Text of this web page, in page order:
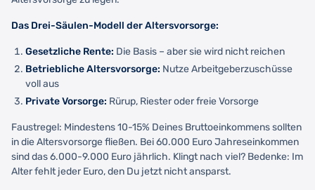
Das Drei-Säulen-Modell der Altersvorsorge:
Gesetzliche Rente: Die Basis – aber sie wird nicht reichen
Betriebliche Altersvorsorge: Nutze Arbeitgeberzuschüsse
voll aus
Private Vorsorge: Rürup, Riester oder freie Vorsorge
Faustregel: Mindestens 10-15% Deines Bruttoeinkommens sollten
in die Altersvorsorge fließen. Bei 60.000 Euro Jahreseinkommen
sind das 6.000-9.000 Euro jährlich. Klingt nach viel? Bedenke: Im
Alter fehlt jeder Euro, den Du jetzt nicht ansparst.